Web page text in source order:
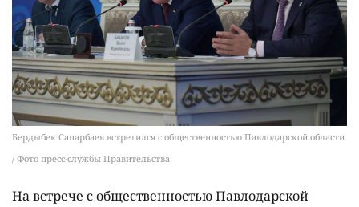
Бердыбек Сапарбаев встретился с общественностью Павлодарской области
/ Фото пресс-службы Правительства
На встрече с общественностью Павлодарской